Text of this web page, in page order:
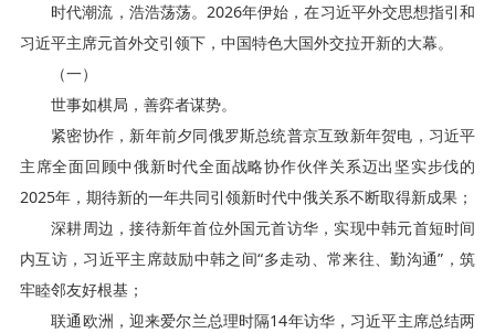
时代潮流，浩浩荡荡。2026年伊始，在习近平外交思想指引和
习近平主席元首外交引领下，中国特色大国外交拉开新的大幕。
（一）
世事如棋局，善弈者谋势。
紧密协作，新年前夕同俄罗斯总统普京互致新年贺电，习近平
主席全面回顾中俄新时代全面战略协作伙伴关系迈出坚实步伐的
2025年，期待新的一年共同引领新时代中俄关系不断取得新成果；
深耕周边，接待新年首位外国元首访华，实现中韩元首短时间
内互访，习近平主席鼓励中韩之间“多走动、常来往、勤沟通”，筑
牢睦邻友好根基；
联通欧洲，迎来爱尔兰总理时隔14年访华，习近平主席总结两